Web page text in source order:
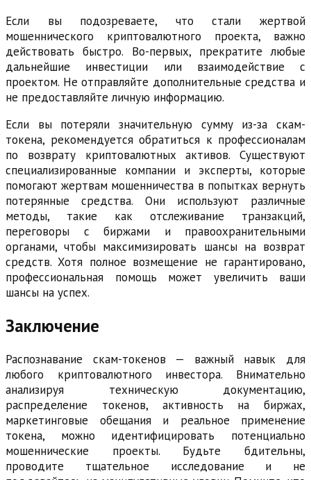
Если вы подозреваете, что стали жертвой
мошеннического криптовалютного проекта, важно
действовать быстро. Во-первых, прекратите любые
дальнейшие инвестиции или взаимодействие с
проектом. Не отправляйте дополнительные средства и
не предоставляйте личную информацию.
Если вы потеряли значительную сумму из-за скам-
токена, рекомендуется обратиться к профессионалам
по возврату криптовалютных активов. Существуют
специализированные компании и эксперты, которые
помогают жертвам мошенничества в попытках вернуть
потерянные средства. Они используют различные
методы, такие как отслеживание транзакций,
переговоры с биржами и правоохранительными
органами, чтобы максимизировать шансы на возврат
средств. Хотя полное возмещение не гарантировано,
профессиональная помощь может увеличить ваши
шансы на успех.
Заключение
Распознавание скам-токенов — важный навык для
любого криптовалютного инвестора. Внимательно
анализируя техническую документацию,
распределение токенов, активность на биржах,
маркетинговые обещания и реальное применение
токена, можно идентифицировать потенциально
мошеннические проекты. Будьте бдительны,
проводите тщательное исследование и не